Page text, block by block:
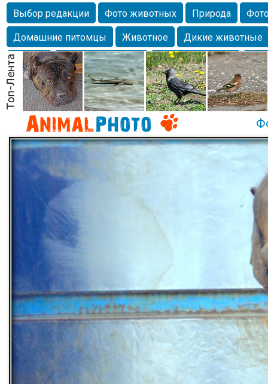
Выбор редакции Фото животных Природа
Домашние питомцы
Животное
Дикие животные
Собаки
Alexanderandronik Млекопитающие
Морда
Собачка Осень Портрет
Домашние
Насекомое
Коты Lebert Дикие птицы Утка